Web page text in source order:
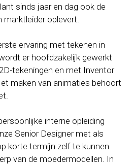
sinds jaar en dag ook de
oplevert.
ervaring met tekenen in
er hoofdzakelijk gewerkt
tekeningen en met Inventor
maken van animaties behoort
interne opleiding
Senior Designer met als
korte termijn zelf te kunnen
van de moedermodellen. In